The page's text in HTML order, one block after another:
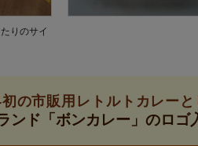
りのサイ
の市販用レトルトカレー
ンド「ボンカレー」のロゴ